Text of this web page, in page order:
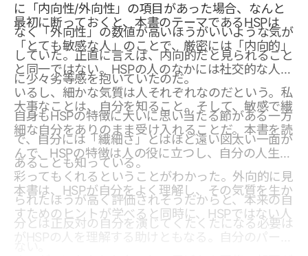
に「内向性/外向性」の項目があった場合、なんと
なく「外向性」の数値が高いほうがいいような気が
していた。正直に言えば、内向的だと見られること
に少々劣等感を抱いていたのだ。
最初に断っておくと、本書のテーマであるHSPは
「とても敏感な人」のことで、厳密には「内向的」
と同一ではない。HSPの人のなかには社交的な人も
いるし、細かな気質は人それぞれなのだという。私
自身もHSPの特徴に大いに思い当たる節がある一方
で、自分には「繊細さ」とはほど遠い図太い一面が
あることも知っている。
大事なことは、自分を知ること。そして、敏感で繊
細な自分をありのまま受け入れることだ。本書を読
んで、HSPの特徴は人の役に立つし、自分の人生を
彩ってもくれるということがわかった。外向的に見
られたほうが高く評価されそうだからと、本来の自
分とは正反対の自分を演じてくたくたになる必要は
本書は、HSPが自分をよく理解し、その気質を生か
すためのヒントが学べると同時に、HSPではない人
がHSPの人を理解する助けともなる。自分のパート